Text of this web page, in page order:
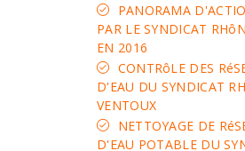
PANORAMA
PAR LE SYNDICAT
EN 2016
CONTRôLE DES
D'EAU DU SYNDICAT
VENTOUX
NETTOYAGE DE
D'EAU POTABLE DU